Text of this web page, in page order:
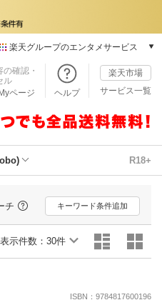
楽天グループのエンタメサービス
本/ゲーム/CD/DVD
楽天ブックス
楽天Kobo
動画配信
楽天TV
動画配信ガイド
確認・
ル
ページ
ヘルプ
楽天市場
サービス一覧
R18+
チ キーワード条件追加
表示件数： 30件
ISBN：9784817600196